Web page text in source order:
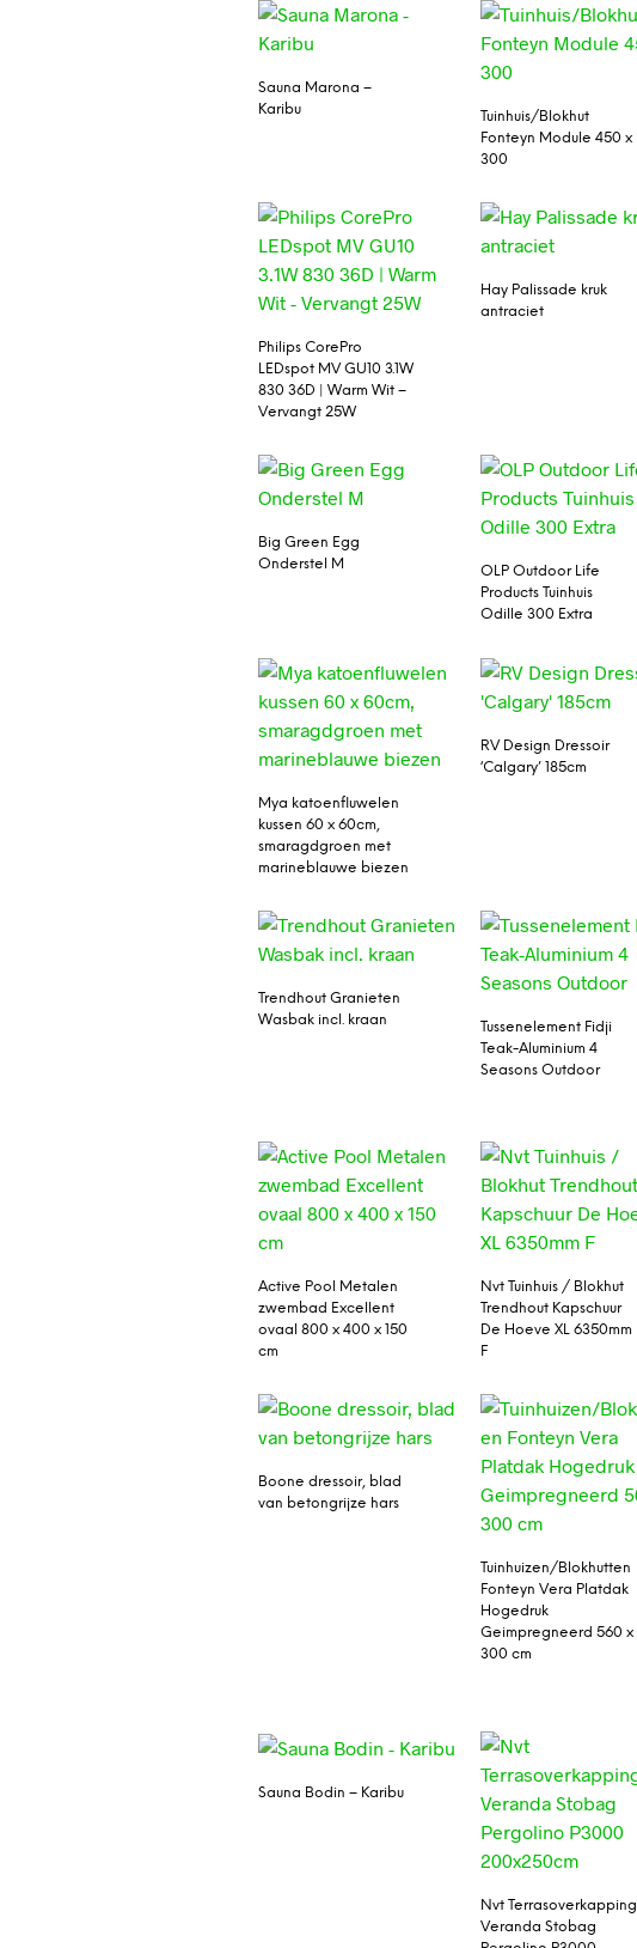
Sauna Marona –
Karibu
Tuinhuis/Blokhut
Fonteyn Module 450 x
300
Philips CorePro
LEDspot MV GU10 3.1W
830 36D | Warm Wit –
Vervangt 25W
Hay Palissade kruk
antraciet
Big Green Egg
Onderstel M
OLP Outdoor Life
Products Tuinhuis
Odille 300 Extra
Mya katoenfluwelen
kussen 60 x 60cm,
smaragdgroen met
marineblauwe biezen
RV Design Dressoir
‘Calgary’ 185cm
Trendhout Granieten
Wasbak incl. kraan
Tussenelement Fidji
Teak-Aluminium 4
Seasons Outdoor
Active Pool Metalen
zwembad Excellent
ovaal 800 x 400 x 150
cm
Nvt Tuinhuis / Blokhut
Trendhout Kapschuur
De Hoeve XL 6350mm
F
Boone dressoir, blad
van betongrijze hars
Tuinhuizen/Blokhutten
Fonteyn Vera Platdak
Hogedruk
Geimpregneerd 560 x
300 cm
Sauna Bodin – Karibu
Nvt Terrasoverkapping
Veranda Stobag